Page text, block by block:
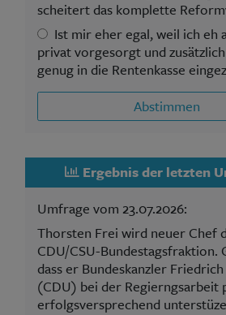
scheitert das komplette
Ist mir eher egal, weil ich eh
privat vorgesorgt und
genug in die Rentenkasse
Abstimmen
Ergebnis der letzten
Umfrage vom 23.07.2026:
Thorsten Frei wird neuer Chef
CDU/CSU-Bundestagsfraktion.
dass er Bundeskanzler
(CDU) bei der Regierngsarbeit
erfolgsversprechend